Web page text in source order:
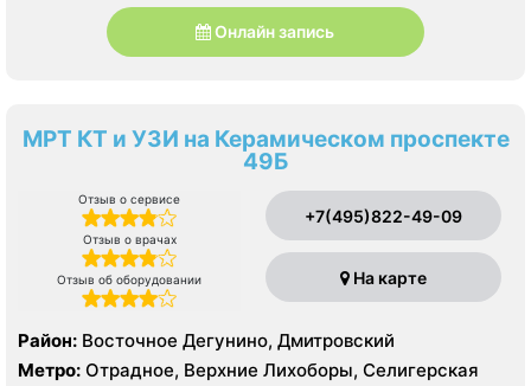
Онлайн запись
МРТ КТ и УЗИ на Керамическом проспекте
49Б
Отзыв о сервисе
Отзыв о врачах
Отзыв об оборудовании
+7(495)822-49-09
На карте
Район: Восточное Дегунино, Дмитровский
Метро: Отрадное, Верхние Лихоборы, Селигерская